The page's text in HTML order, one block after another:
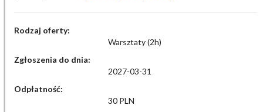
Rodzaj oferty:
Warsztaty (2h)
Zgłoszenia do dnia:
2027-03-31
Odpłatność:
30 PLN